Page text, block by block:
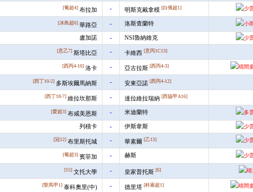
[葡超4] 布拉加 - 明斯克戴拿模 [白俄超1]
[冰島超6] 華路亞 - 洛斯查蘭特
盧加諾 - NSI魯納維克
[意乙7] 斯塔比亞 - 卡維西 [意丙1C13]
[西丙4-10] 洛卡 - 亞古拉斯 [西丙4-3]
[西丁10-2] 多斯埃爾馬納斯 - 安東亞諾 [西丙4-12]
[西丁18-7] 維拉坎那斯 - 達拉維拉瑞納 [西協甲A16]
[愛超3] 布咸美恩斯 - 米迪蘭特
列積卡 - 伊斯韋斯
[冠12] 布里斯托城 - 華素爾 [乙13]
[葡超3] 賓菲加 - 赫斯
[15] 文托大學 - 皇家普托斯 [6]
[聖馬甲1] 泰科奧里(中) - 德里塔 [科索超1]